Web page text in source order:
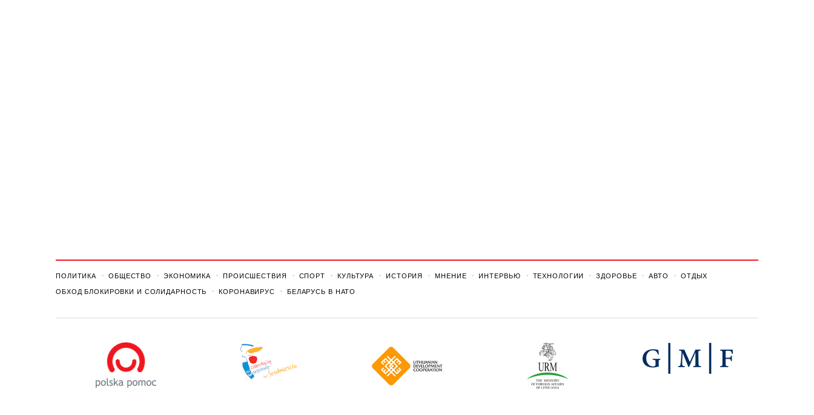
ПОЛИТИКА ОБЩЕСТВО ЭКОНОМИКА ПРОИСШЕСТВИЯ СПОРТ КУЛЬТУРА ИСТОРИЯ МНЕНИЕ ИНТЕРВЬЮ ТЕХНОЛОГИИ ЗДОРОВЬЕ АВТО ОТДЫХ
ОБХОД БЛОКИРОВКИ И СОЛИДАРНОСТЬ КОРОНАВИРУС БЕЛАРУСЬ В НАТО